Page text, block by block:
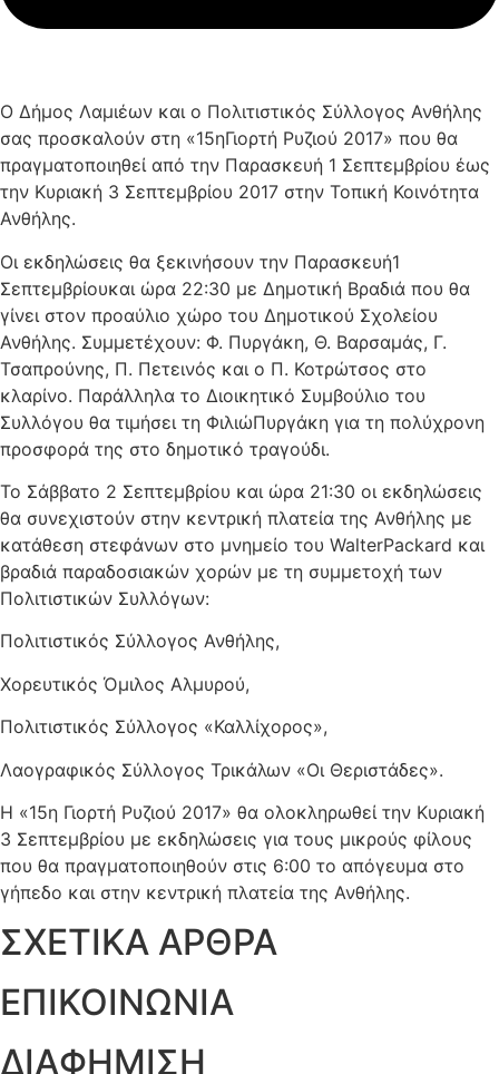
Ο Δήμος Λαμιέων και ο Πολιτιστικός Σύλλογος Ανθήλης
σας προσκαλούν στη «15ηΓιορτή Ρυζιού 2017» που θα
πραγματοποιηθεί από την Παρασκευή 1 Σεπτεμβρίου έως
την Κυριακή 3 Σεπτεμβρίου 2017 στην Τοπική Κοινότητα
Ανθήλης.
Οι εκδηλώσεις θα ξεκινήσουν την Παρασκευή1
Σεπτεμβρίουκαι ώρα 22:30 με Δημοτική Βραδιά που θα
γίνει στον προαύλιο χώρο του Δημοτικού Σχολείου
Ανθήλης. Συμμετέχουν: Φ. Πυργάκη, Θ. Βαρσαμάς, Γ.
Τσαπρούνης, Π. Πετεινός και ο Π. Κοτρώτσος στο
κλαρίνο. Παράλληλα το Διοικητικό Συμβούλιο του
Συλλόγου θα τιμήσει τη ΦιλιώΠυργάκη για τη πολύχρονη
προσφορά της στο δημοτικό τραγούδι.
Το Σάββατο 2 Σεπτεμβρίου και ώρα 21:30 οι εκδηλώσεις
θα συνεχιστούν στην κεντρική πλατεία της Ανθήλης με
κατάθεση στεφάνων στο μνημείο του WalterPackard και
βραδιά παραδοσιακών χορών με τη συμμετοχή των
Πολιτιστικών Συλλόγων:
Πολιτιστικός Σύλλογος Ανθήλης,
Χορευτικός Όμιλος Αλμυρού,
Πολιτιστικός Σύλλογος «Καλλίχορος»,
Λαογραφικός Σύλλογος Τρικάλων «Οι Θεριστάδες».
Η «15η Γιορτή Ρυζιού 2017» θα ολοκληρωθεί την Κυριακή
3 Σεπτεμβρίου με εκδηλώσεις για τους μικρούς φίλους
που θα πραγματοποιηθούν στις 6:00 το απόγευμα στο
γήπεδο και στην κεντρική πλατεία της Ανθήλης.
ΣΧΕΤΙΚΑ ΑΡΘΡΑ
ΕΠΙΚΟΙΝΩΝΙΑ
ΔΙΑΦΗΜΙΣΗ